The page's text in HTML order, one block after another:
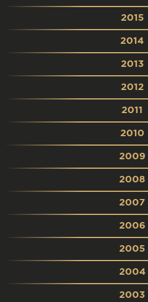
2015
2014
2013
2012
2011
2010
2009
2008
2007
2006
2005
2004
2003